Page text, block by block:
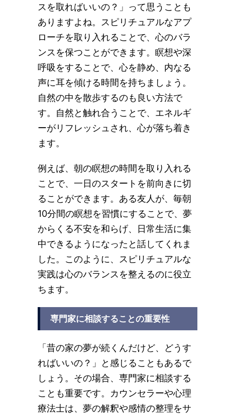
スを取ればいいの？」って思うことも
ありますよね。スピリチュアルなアプ
ローチを取り入れることで、心のバラ
ンスを保つことができます。瞑想や深
呼吸をすることで、心を静め、内なる
声に耳を傾ける時間を持ちましょう。
自然の中を散歩するのも良い方法で
す。自然と触れ合うことで、エネルギ
ーがリフレッシュされ、心が落ち着き
ます。
例えば、朝の瞑想の時間を取り入れる
ことで、一日のスタートを前向きに切
ることができます。ある友人が、毎朝
10分間の瞑想を習慣にすることで、夢
からくる不安を和らげ、日常生活に集
中できるようになったと話してくれま
した。このように、スピリチュアルな
実践は心のバランスを整えるのに役立
ちます。
専門家に相談することの重要性
「昔の家の夢が続くんだけど、どうす
ればいいの？」と感じることもあるで
しょう。その場合、専門家に相談する
ことも重要です。カウンセラーや心理
療法士は、夢の解釈や感情の整理をサ